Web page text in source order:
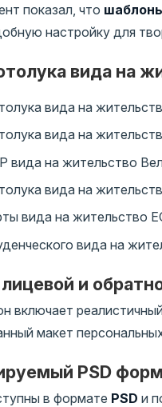
показал, что
настройку для
вида на
вида на
вида на
вида на жительство
вида на
вида на жительство
вида на
и
включает
макет
PSD
в формате PSD и